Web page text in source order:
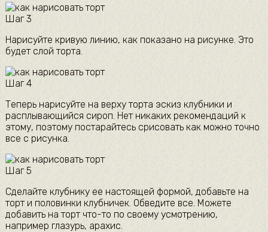
Шаг 3
Нарисуйте кривую линию, как показано на рисунке. Это
будет слой торта.
Шаг 4
Теперь нарисуйте на верху торта эскиз клубники и
расплывающийся сироп. Нет никаких рекомендаций к
этому, поэтому постарайтесь срисовать как можно точно
все с рисунка.
Шаг 5
Сделайте клубнику ее настоящей формой, добавьте на
торт и половинки клубничек. Обведите все. Можете
добавить на торт что-то по своему усмотрению,
например глазурь, арахис.